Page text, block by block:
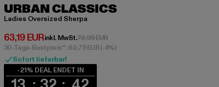
URBAN CLASSICS
Ladies Oversized Sherpa
63,19 EUR
Derzeitiger Preis: 63,19 EUR
inkl. MwSt.79,99 EURAktionspreis: 79,99 EUR
30-Tage-Bestpreis**: 60,79 EUR(-4%)
Sofort lieferbar!
-21% DEAL ENDET IN